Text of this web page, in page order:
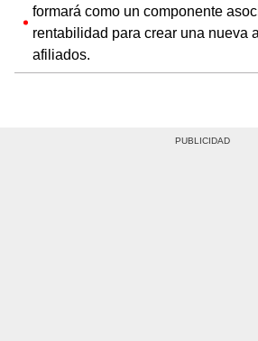
formará como un componente
rentabilidad para crear una nueva
afiliados.